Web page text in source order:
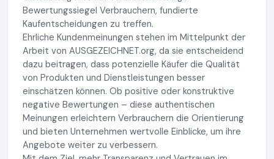
Bewertungssiegel Verbrauchern, fundierte
Kaufentscheidungen zu treffen.
Ehrliche Kundenmeinungen stehen im Mittelpunkt der
Arbeit von AUSGEZEICHNET.org, da sie entscheidend
dazu beitragen, dass potenzielle Käufer die Qualität
von Produkten und Dienstleistungen besser
einschätzen können. Ob positive oder konstruktive
negative Bewertungen – diese authentischen
Meinungen erleichtern Verbrauchern die Orientierung
und bieten Unternehmen wertvolle Einblicke, um ihre
Angebote weiter zu verbessern.